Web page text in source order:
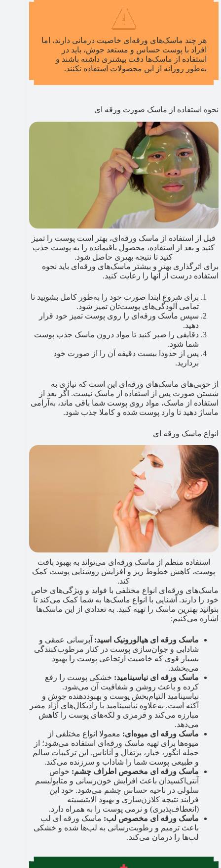
هر چند ماسک‌های ورقه‌ای خاصیت درمانی دارند، اما
افراد با پوست حساس و مستعد جوش، باید در
استفاده از ماسک‌ها دقت بیشتری داشته باشند و
به‌طور روزانه از این محصولات استفاده نکنند.
نحوه استفاده از ماسک صورت ورقه ای
قبل از استفاده از ماسک ورقه‌ای، بهتر است پوست را تمیز
کنید و بعد از استفاده، محصول باقیمانده را به پوست جذب
کنید تا نتیجه بهتری حاصل شود.
برای اثرگذاری بهتر و بیشتر ماسک‌های ورقه‌ای باید نحوه
استفاده درست از آنها را رعایت کنید.
برای شروع ابتدا صورت خود را به‌طور کامل بشویید تا
تمامی آلودگی‌های پوست‌تان تمیز شود.
سپس ماسک ورقه‌ای را روی پوست تمیز خود قرار
دهید.
دقایقی را صبر کنید تا مواد درون ماسک جذب پوست
شما شود.
پس از حدودا بیست دقیقه آن را از صورت خود
بردارید.
از خوبی‌های ماسک‌های ورقه‌ای این است که نیازی به
شستن صورت پس از استفاده از ماسک نیست. اگر بعد از
استفاده از ماسک، مواد روی پوست شما باقی ماند، به‌آرامی
ماساژ دهید تا وارد پوست شده و کاملا جذب شود.
انواع ماسک ورقه‌ ای
استفاده منظم از ماسک ورقه‌ای می‌تواند به بهبود بافت
پوست، کاهش خطوط ریز و افزایش روشنایی پوست کمک
کند.
ماسک‌های ورقه‌ای انواع مختلفی با فواید و ویژگی‌های خاص
خود را دارند. آشنایی با انواع ماسک‌ها به شما کمک می‌کند تا
بتوانید بهترین ماسک را تهیه کنید. به تعدادی از این ماسک‌ها
اشاره می‌کنیم:
ماسک ورقه ‌ای هیالورونیک اسید: آبرسانی عمقی و
شادابی و جوان‌سازی پوست در کنار مرطوب‌کنندگی
بسیار قوی که خاصیت ارتجاعی پوست را بهبود
می‌بخشد.
ماسک ورقه ‌ای نیاسینامید: خشکی پوست را رفع
کرده و باعث روشن و شفافیت آن می‌شود.
نیاسینامید التیام‌بخش پوست و بهبود‌دهنده جوش و
آکنه است. به‌علاوه نیاسینامید با رادیکال‌های آزاد مضر
مبارزه می‌کند و قرمزی و لکه‌های پوست را کاهش
می‌دهد.
ماسک ورقه ‌ای میوه‌ای: معمولا انواع مختلفی از
میوه‌ها برای تهیه ماسک ورقه‌ای استفاده می‌شود؛ از
جمله انگور، خیار، پرتقال و آناناس. این ترکیبات سالم
و طبیعی پوست شما را شاداب و سرزنده می‌کند.
ماسک ورقه‌ ای مخصوص اطراف چشم: خواص
آنتی‌اکسیدان باعث افزایش خون‌رسانی و متابولیسم
سلولی در ناحیه حساس چشم می‌شود. خود این
فرایند نتیجه کلاژن‌سازی و بهبود الایتیسیته
(انعطاف‌پذیری) و نرمی پوست را به همراه دارد.
ماسک ورقه ‌ای مخصوص لب: ماسک ورقه ای لب
باعث ترمیم و رطوبت‌رسانی به لب‌ها شده و خشکی
لب‌ها را درمان می‌کند.